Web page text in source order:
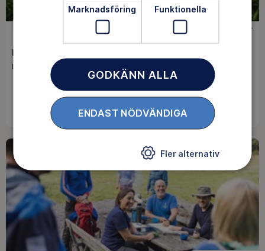
0 kr
Ledarträff 29 augusti
Linköping / 29 aug
Marknadsföring Funktionella
GODKÄNN ALLA
ENDAST NÖDVÄNDIGA
Fler alternativ